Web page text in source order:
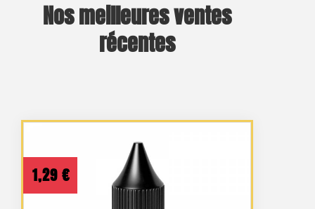
Nos meilleures ventes
récentes
1,29 €